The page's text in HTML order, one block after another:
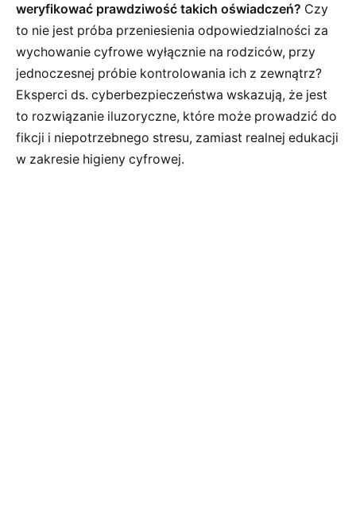
weryfikować prawdziwość takich oświadczeń? Czy
to nie jest próba przeniesienia odpowiedzialności za
wychowanie cyfrowe wyłącznie na rodziców, przy
jednoczesnej próbie kontrolowania ich z zewnątrz?
Eksperci ds. cyberbezpieczeństwa wskazują, że jest
to rozwiązanie iluzoryczne, które może prowadzić do
fikcji i niepotrzebnego stresu, zamiast realnej edukacji
w zakresie higieny cyfrowej.